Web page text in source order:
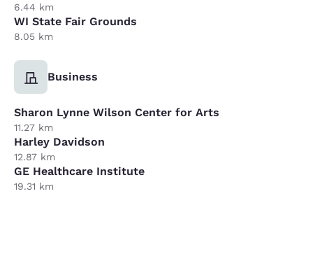
6.44 km
WI State Fair Grounds
8.05 km
Business
Sharon Lynne Wilson Center for Arts
11.27 km
Harley Davidson
12.87 km
GE Healthcare Institute
19.31 km